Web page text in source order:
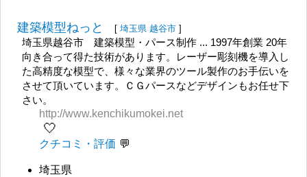
建築模型ねっと [ 埼玉県 越谷市 ]
埼玉県越谷市 建築模型・パース制作 ... 1997年創業 20年
向き合って得た技術があります。レーザー彫刻機を導入し
た高精度な模型で、様々な業界のツール製作のお手伝いを
させて頂いています。ＣＧパースなどデザインもお任せ下
さい。
http://www.kenchikumokei.net
🤍
クチコミ・評価
埼玉県